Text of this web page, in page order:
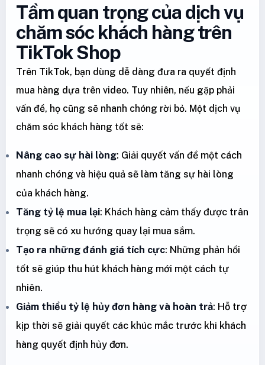
Tầm quan trọng của dịch vụ
chăm sóc khách hàng trên
TikTok Shop
Trên TikTok, bạn dùng dễ dàng đưa ra quyết định
mua hàng dựa trên video. Tuy nhiên, nếu gặp phải
vấn đề, họ cũng sẽ nhanh chóng rời bỏ. Một dịch vụ
chăm sóc khách hàng tốt sẽ:
Nâng cao sự hài lòng: Giải quyết vấn đề một cách
nhanh chóng và hiệu quả sẽ làm tăng sự hài lòng
của khách hàng.
Tăng tỷ lệ mua lại: Khách hàng cảm thấy được trân
trọng sẽ có xu hướng quay lại mua sắm.
Tạo ra những đánh giá tích cực: Những phản hồi
tốt sẽ giúp thu hút khách hàng mới một cách tự
nhiên.
Giảm thiểu tỷ lệ hủy đơn hàng và hoàn trả: Hỗ trợ
kịp thời sẽ giải quyết các khúc mắc trước khi khách
hàng quyết định hủy đơn.